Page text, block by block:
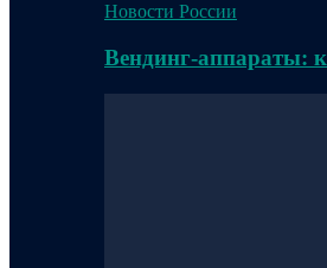
Новости России
Вендинг-аппараты: